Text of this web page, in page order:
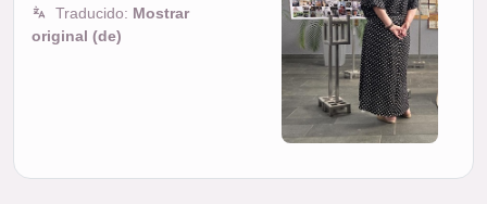
Traducido: Mostrar
original (de)